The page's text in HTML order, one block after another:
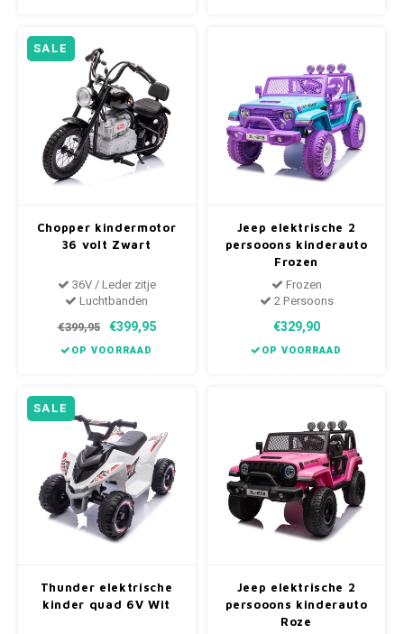
SALE
Chopper kindermotor
36 volt Zwart
36V / Leder zitje
Luchtbanden
€399,95 €399,95
OP VOORRAAD
Jeep elektrische 2
persooons kinderauto
Frozen
Frozen
2 Persoons
€329,90
OP VOORRAAD
SALE
Thunder elektrische
kinder quad 6V Wit
Jeep elektrische 2
persooons kinderauto
Roze